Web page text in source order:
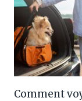
Comment